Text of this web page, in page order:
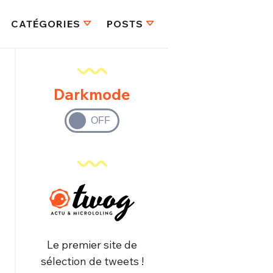
CATÉGORIES POSTS
Darkmode
Le premier site de
sélection de tweets !